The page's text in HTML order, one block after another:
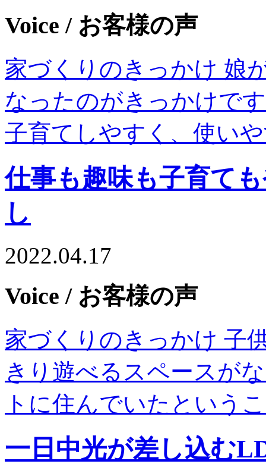
Voice / お客様の声
家づくりのきっかけ 娘
なったのがきっかけで
子育てしやすく、使い
仕事も趣味も子育て
し
2022.04.17
Voice / お客様の声
家づくりのきっかけ 子
きり遊べるスペースが
トに住んでいたという
一日中光が差し込む